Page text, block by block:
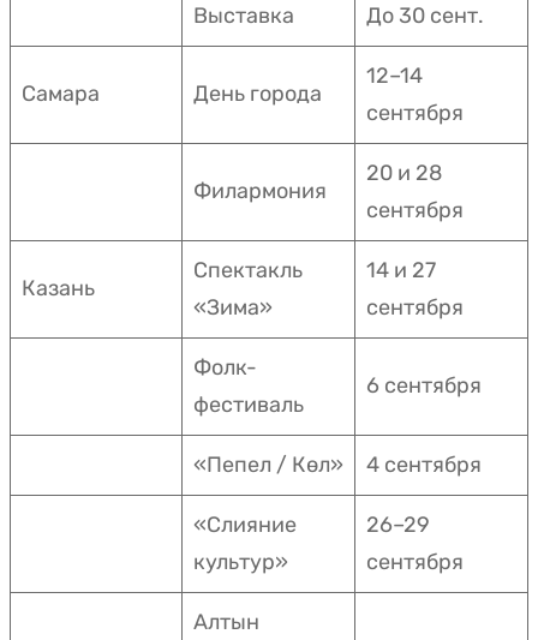
Выставка До 30 сент.
Самара День города
12–14
сентября
Филармония
20 и 28
сентября
Казань
Спектакль
«Зима»
14 и 27
сентября
Фолк-
фестиваль
6 сентября
«Пепел / Көл» 4 сентября
«Слияние
культур»
26–29
сентября
Алтын